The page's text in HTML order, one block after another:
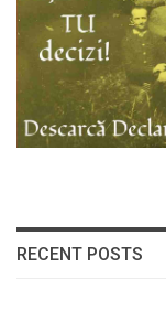
RECENT POSTS